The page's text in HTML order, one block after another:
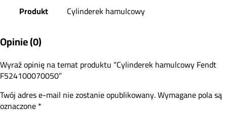
Produkt
Cylinderek hamulcowy
Opinie (0)
Wyraź opinię na temat produktu “Cylinderek hamulcowy Fendt
F524100070050”
Twój adres e-mail nie zostanie opublikowany.Wymagane pola są
oznaczone*